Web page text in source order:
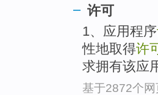
许可
1、应用程序
性地取得许
求拥有该应
基于2872个网